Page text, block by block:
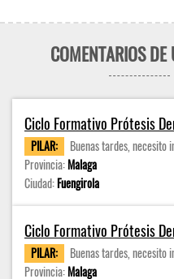
COMENTARIOS
Ciclo Formativo Prótesis
PILAR:
Buenas tardes, necesito
Provincia:Malaga
Ciudad:Fuengirola
Ciclo Formativo Prótesis
PILAR:
Buenas tardes, necesito
Provincia:Malaga